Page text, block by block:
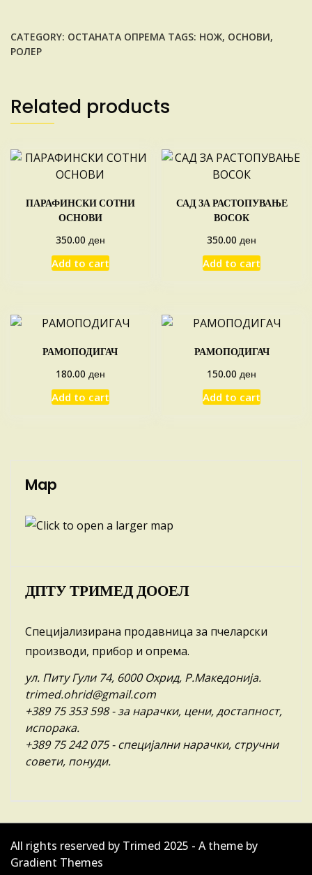
ОСНОВИ
quantity
CATEGORY: ОСТАНАТА ОПРЕМА TAGS: НОЖ, ОСНОВИ,
РОЛЕР
Related products
ПАРАФИНСКИ СОТНИ
ОСНОВИ
350.00 ден
Add to cart
САД ЗА РАСТОПУВАЊЕ
ВОСОК
350.00ден
Add to cart
РАМОПОДИГАЧ
180.00 ден
Add to cart
РАМОПОДИГАЧ
150.00ден
Add to cart
Map
ДПТУ ТРИМЕД ДООЕЛ
Специјализирана продавница за пчеларски
производи, прибор и опрема.
ул. Питу Гули 74, 6000 Охрид, Р.Македонија.
trimed.ohrid@gmail.com
+389 75 353 598- за нарачки, цени, достапност,
испорака.
+389 75 242 075- специјални нарачки, стручни
совети, понуди.
All rights reserved by Trimed 2025 - A theme by
Gradient Themes